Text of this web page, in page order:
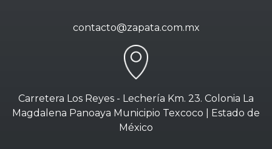
contacto@zapata.com.mx
Carretera Los Reyes - Lechería Km. 23. Colonia La
Magdalena Panoaya Municipio Texcoco | Estado de
México